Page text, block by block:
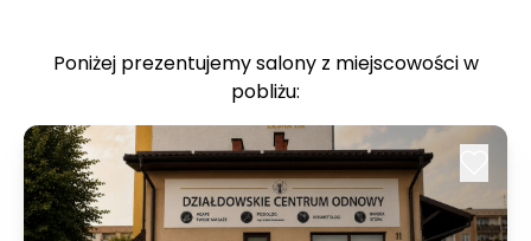
Poniżej prezentujemy salony z miejscowości w
pobliżu: